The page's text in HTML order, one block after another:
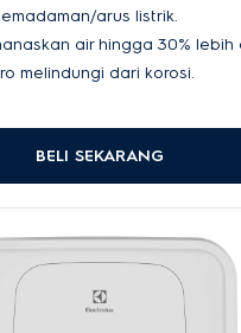
arus listrik.
air hingga 30% lebih
melindungi dari korosi.
BELI SEKARANG